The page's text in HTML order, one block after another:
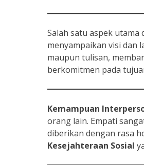
Salah satu aspek utama
menyampaikan visi dan
maupun tulisan,
berkomitmen pada
Kemampuan
orang lain. Empati
diberikan dengan rasa
Kesejahteraan Sosial